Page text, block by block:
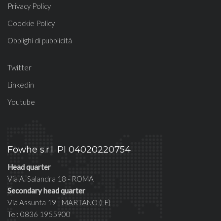
Privacy Policy
Coockie Policy
Obblighi di pubblicità
Twitter
Linkedin
Youtube
Fowhe s.r.l. PI 04020220754
Head quarter
Via A. Salandra 18 - ROMA
Secondary head quarter
Via Assunta 19 - MARTANO (LE)
Tel: 0836 1955900